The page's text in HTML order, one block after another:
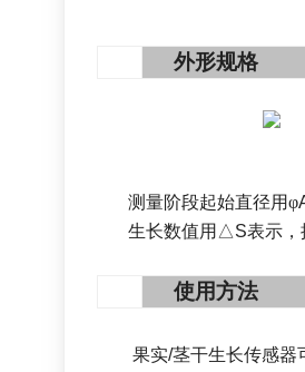
外形规格
测量阶段起始直径用φ
生长数值用 △S表示，
使用方法
果实/茎干生长传感器